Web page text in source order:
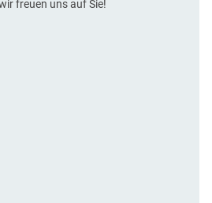
freuen uns auf Sie!